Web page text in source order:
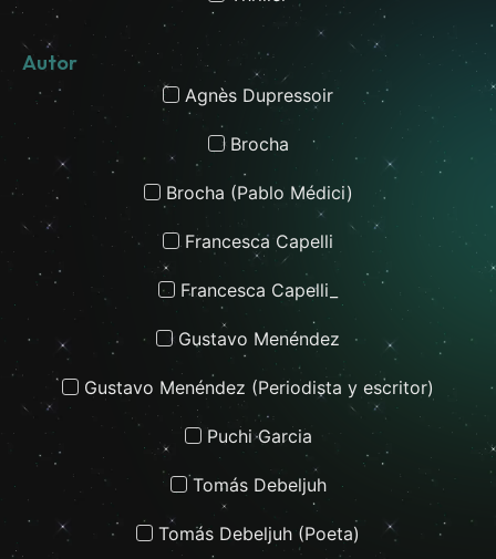
Autor
Agnès Dupressoir
Brocha
Brocha (Pablo Médici)
Francesca Capelli
Francesca Capelli_
Gustavo Menéndez
Gustavo Menéndez (Periodista y escritor)
Puchi Garcia
Tomás Debeljuh
Tomás Debeljuh (Poeta)